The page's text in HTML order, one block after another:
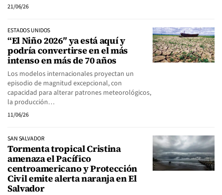
21/06/26
ESTADOS UNIDOS
“El Niño 2026″ ya está aquí y
podría convertirse en el más
intenso en más de 70 años
Los modelos internacionales proyectan un
episodio de magnitud excepcional, con
capacidad para alterar patrones meteorológicos,
la producción…
11/06/26
SAN SALVADOR
Tormenta tropical Cristina
amenaza el Pacífico
centroamericano y Protección
Civil emite alerta naranja en El
Salvador